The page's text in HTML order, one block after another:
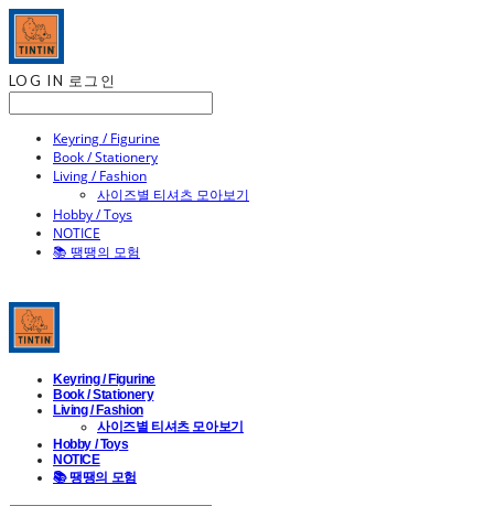
LOG IN 로그인
Keyring / Figurine
Book / Stationery
Living / Fashion
사이즈별 티셔츠 모아보기
Hobby / Toys
NOTICE
📚 땡땡의 모험
Keyring / Figurine
Book / Stationery
Living / Fashion
사이즈별 티셔츠 모아보기
Hobby / Toys
NOTICE
📚 땡땡의 모험